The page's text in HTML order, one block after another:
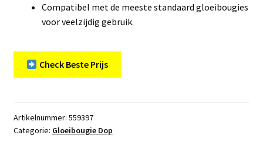
Compatibel met de meeste standaard gloeibougies
voor veelzijdig gebruik.
Check Beste Prijs
Artikelnummer: 559397
Categorie: Gloeibougie Dop